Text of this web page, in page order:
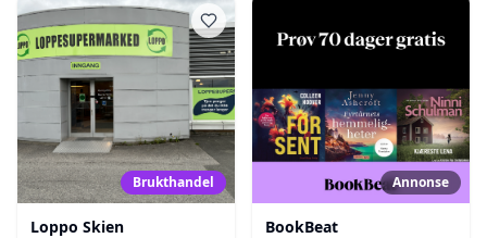
Brukthandel
Loppo Skien
Annonse
BookBeat